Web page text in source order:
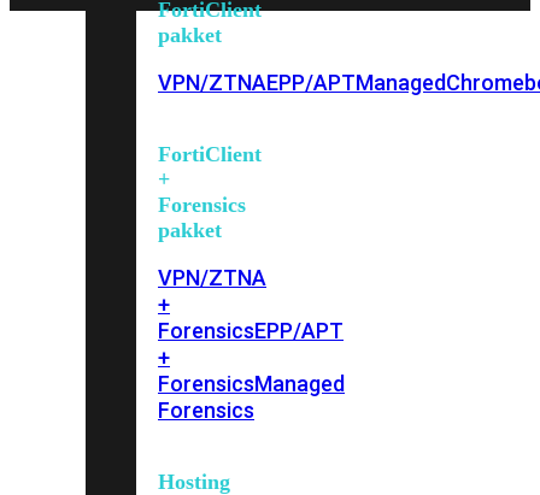
FortiClient
pakket
VPN/ZTNAEPP/APTManaged
FortiClient
+
Forensics
pakket
VPN/ZTNA
+
ForensicsEPP/APT
+
ForensicsManaged
Forensics
Hosting